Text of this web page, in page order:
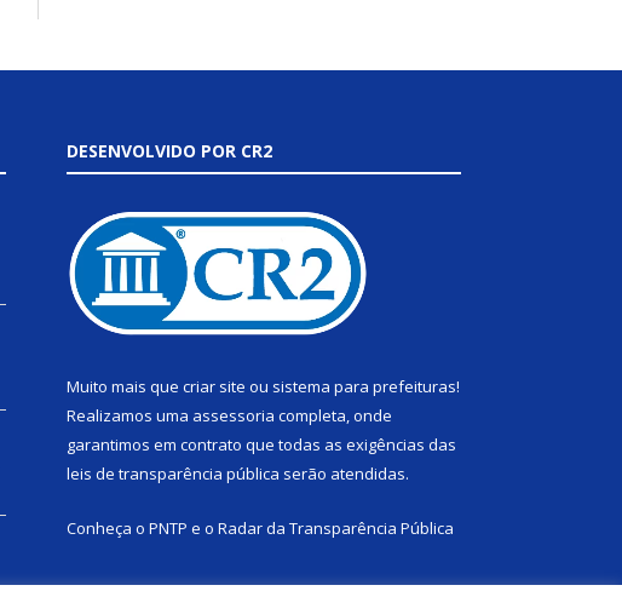
DESENVOLVIDO POR CR2
Muito mais que criar site ou sistema para prefeituras!
Realizamos uma assessoria completa, onde
garantimos em contrato que todas as exigências das
leis de transparência pública serão atendidas.
Conheça o PNTP e o Radar da Transparência Pública